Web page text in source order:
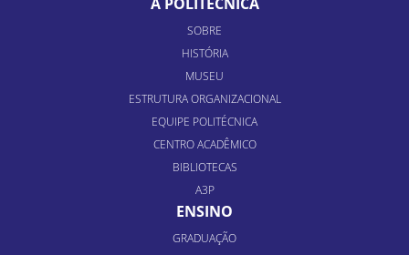
SOBRE
HISTÓRIA
MUSEU
ESTRUTURA ORGANIZACIONAL
EQUIPE POLITÉCNICA
CENTRO ACADÊMICO
BIBLIOTECAS
A3P
ENSINO
GRADUAÇÃO